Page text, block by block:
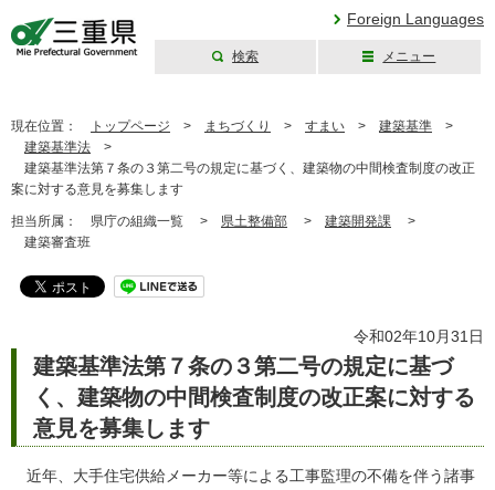
Foreign Languages
検索 メニュー
現在位置： トップページ > まちづくり > すまい > 建築基準 >
建築基準法 >
建築基準法第７条の３第二号の規定に基づく、建築物の中間検査制度の改正
案に対する意見を募集します
担当所属： 県庁の組織一覧 > 県土整備部 > 建築開発課 >
建築審査班
令和02年10月31日
建築基準法第７条の３第二号の規定に基づ
く、建築物の中間検査制度の改正案に対する
意見を募集します
近年、大手住宅供給メーカー等による工事監理の不備を伴う諸事